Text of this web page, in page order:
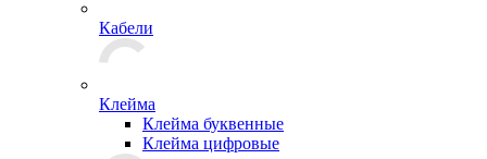
Кабели
Клейма
Клейма буквенные
Клейма цифровые